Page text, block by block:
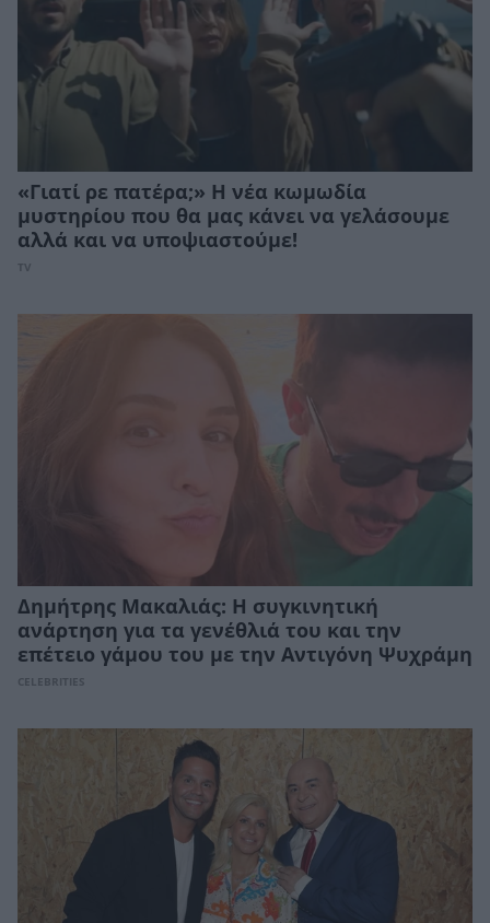
«Γιατί ρε πατέρα;» Η νέα κωμωδία
μυστηρίου που θα μας κάνει να γελάσουμε
αλλά και να υποψιαστούμε!
TV
Δημήτρης Μακαλιάς: H συγκινητική
ανάρτηση για τα γενέθλιά του και την
επέτειο γάμου του με την Αντιγόνη Ψυχράμη
CELEBRITIES